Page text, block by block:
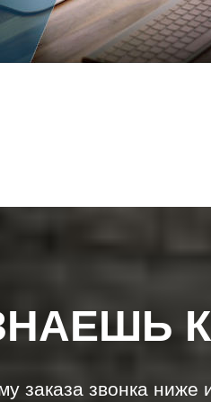
заказа звонка